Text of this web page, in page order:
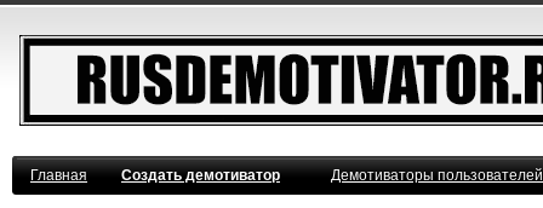
Главная Создать демотиватор Демотиваторы